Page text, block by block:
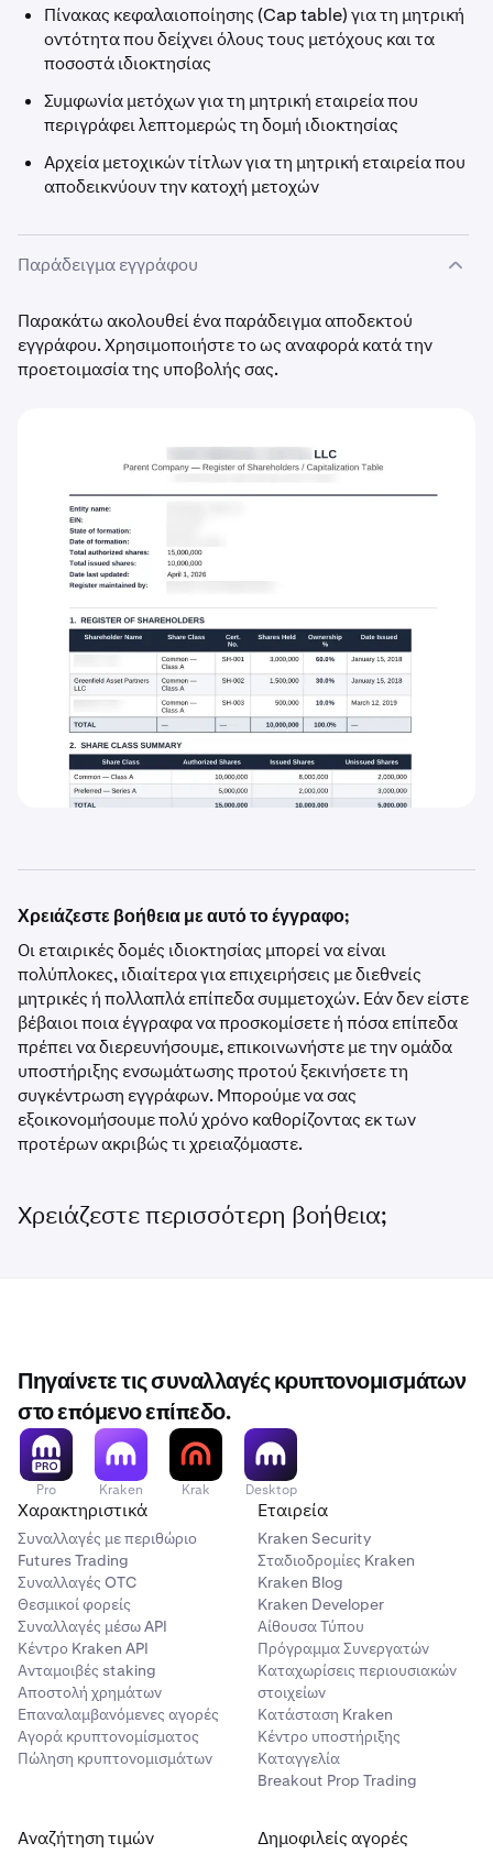
Πίνακας κεφαλαιοποίησης (Cap table) για τη μητρική
οντότητα που δείχνει όλους τους μετόχους και τα
ποσοστά ιδιοκτησίας
Συμφωνία μετόχων για τη μητρική εταιρεία που
περιγράφει λεπτομερώς τη δομή ιδιοκτησίας
Αρχεία μετοχικών τίτλων για τη μητρική εταιρεία που
αποδεικνύουν την κατοχή μετοχών
Παράδειγμα εγγράφου
Παρακάτω ακολουθεί ένα παράδειγμα αποδεκτού
εγγράφου. Χρησιμοποιήστε το ως αναφορά κατά την
προετοιμασία της υποβολής σας.
Χρειάζεστε βοήθεια με αυτό το έγγραφο;
Οι εταιρικές δομές ιδιοκτησίας μπορεί να είναι
πολύπλοκες, ιδιαίτερα για επιχειρήσεις με διεθνείς
μητρικές ή πολλαπλά επίπεδα συμμετοχών. Εάν δεν είστε
βέβαιοι ποια έγγραφα να προσκομίσετε ή πόσα επίπεδα
πρέπει να διερευνήσουμε, επικοινωνήστε με την ομάδα
υποστήριξης ενσωμάτωσης προτού ξεκινήσετε τη
συγκέντρωση εγγράφων. Μπορούμε να σας
εξοικονομήσουμε πολύ χρόνο καθορίζοντας εκ των
προτέρων ακριβώς τι χρειαζόμαστε.
Χρειάζεστε περισσότερη βοήθεια;
Πηγαίνετε τις συναλλαγές κρυπτονομισμάτων
στο επόμενο επίπεδο.
Pro Kraken Krak Desktop
Χαρακτηριστικά
Συναλλαγές με περιθώριο
Futures Trading
Συναλλαγές OTC
Θεσμικοί φορείς
Συναλλαγές μέσω API
Κέντρο Kraken API
Ανταμοιβές staking
Αποστολή χρημάτων
Επαναλαμβανόμενες αγορές
Αγορά κρυπτονομίσματος
Πώληση κρυπτονομισμάτων
Εταιρεία
Kraken Security
Σταδιοδρομίες Kraken
Kraken Blog
Kraken Developer
Αίθουσα Τύπου
Πρόγραμμα Συνεργατών
Καταχωρίσεις περιουσιακών
στοιχείων
Κατάσταση Kraken
Κέντρο υποστήριξης
Καταγγελία
Breakout Prop Trading
Αναζήτηση τιμών Δημοφιλείς αγορές